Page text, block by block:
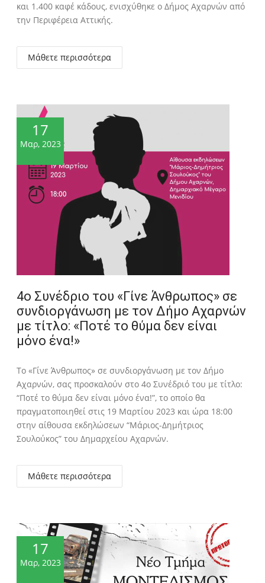
και 1.400 καφέ κάδους, ενισχύθηκε ο Δήμος Αχαρνών από
την Περιφέρεια Αττικής.
Μάθετε περισσότερα
17
Μαρ, 2023
4ο Συνέδριο του «Γίνε Άνθρωπος» σε
συνδιοργάνωση με τον Δήμο Αχαρνών
με τίτλο: «Ποτέ το θύμα δεν είναι
μόνο ένα!»
Το «Γίνε Άνθρωπος» σε συνδιοργάνωση με τον Δήμο
Αχαρνών, σας προσκαλούν στο 4ο Συνέδριό του με τίτλο:
“Ποτέ το θύμα δεν είναι μόνο ένα!”, το οποίο θα
πραγματοποιηθεί στις 19 Μαρτίου 2023 και ώρα 18:00
στην αίθουσα εκδηλώσεων “Μάριος-Δημήτριος
Σουλούκος” του Δημαρχείου Αχαρνών.
Μάθετε περισσότερα
17
Μαρ, 2023